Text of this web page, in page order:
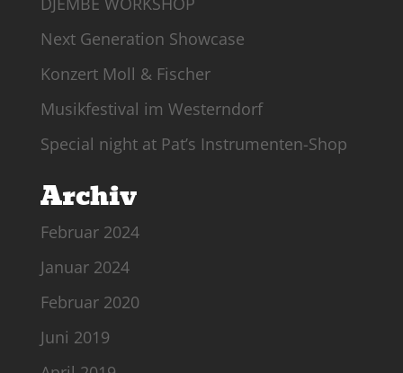
Next Generation Showcase
Konzert Moll & Fischer
Musikfestival im Westerndorf
Special night at Pat’s Instrumenten-Shop
Archiv
Februar 2024
Januar 2024
Februar 2020
Juni 2019